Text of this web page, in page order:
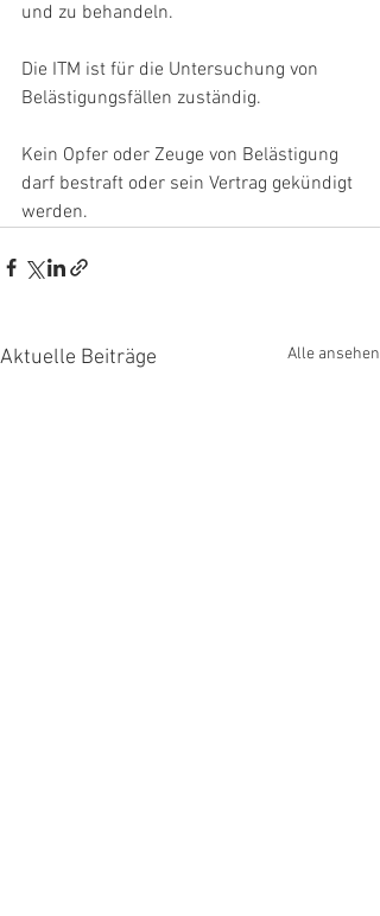
und zu behandeln.
Die ITM ist für die Untersuchung von
Belästigungsfällen zuständig.
Kein Opfer oder Zeuge von Belästigung
darf bestraft oder sein Vertrag gekündigt
werden.
Aktuelle Beiträge Alle ansehen